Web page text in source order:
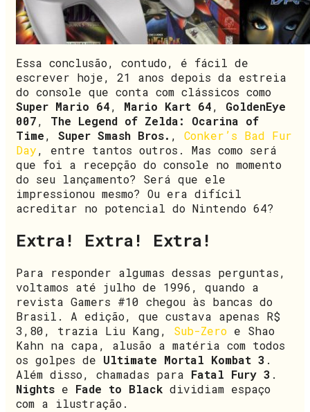
Essa conclusão, contudo, é fácil de
escrever hoje, 21 anos depois da estreia
do console que conta com clássicos como
Super Mario 64, Mario Kart 64, GoldenEye
007, The Legend of Zelda: Ocarina of
Time, Super Smash Bros. , Conker’s Bad Fur
Day, entre tantos outros. Mas como será
que foi a recepção do console no momento
do seu lançamento? Será que ele
impressionou mesmo? Ou era difícil
acreditar no potencial do Nintendo 64?
Extra! Extra! Extra!
Para responder algumas dessas perguntas,
voltamos até julho de 1996, quando a
revista Gamers #10 chegou às bancas do
Brasil. A edição, que custava apenas R$
3,80, trazia Liu Kang, Sub-Zero e Shao
Kahn na capa, alusão a matéria com todos
os golpes de Ultimate Mortal Kombat 3 .
Além disso, chamadas para Fatal Fury 3 .
Nights e Fade to Black dividiam espaço
com a ilustração.